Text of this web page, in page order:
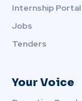
Internship Portal
Jobs
Tenders
Your Voice